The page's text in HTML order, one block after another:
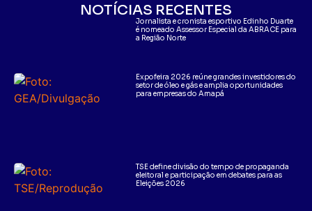
NOTÍCIAS RECENTES
Jornalista e cronista esportivo Edinho Duarte
é nomeado Assessor Especial da ABRACE para
a Região Norte
Expofeira 2026 reúne grandes investidores do
setor de óleo e gás e amplia oportunidades
para empresas do Amapá
TSE define divisão do tempo de propaganda
eleitoral e participação em debates para as
Eleições 2026